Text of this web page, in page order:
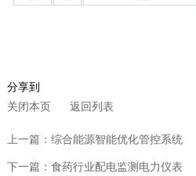
分享到
关闭本页
返回列表
上一篇：综合能源智能优化管控系统
下一篇：食药行业配电监测电力仪表